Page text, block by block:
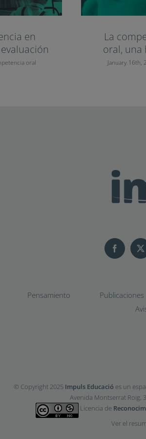
en
oral
La
oral,
January 16th,
Pensamiento Publicaciones
© Copyright 2025 Impuls Educació es un
Avenida Montserrat Roig,
Licencia de
Ver el